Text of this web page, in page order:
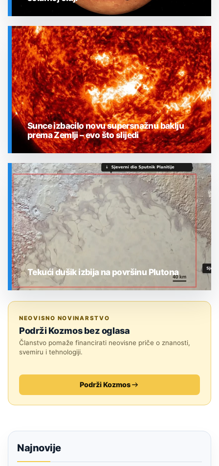
SVEMIR
SVEMIR
Sunce izbacilo novu supersnažnu baklju
prema Zemlji – evo što slijedi
Tekući dušik izbija na površinu Plutona
NEOVISNO NOVINARSTVO
Podrži Kozmos bez oglasa
Članstvo pomaže financirati neovisne priče o znanosti,
svemiru i tehnologiji.
Podrži Kozmos
Najnovije